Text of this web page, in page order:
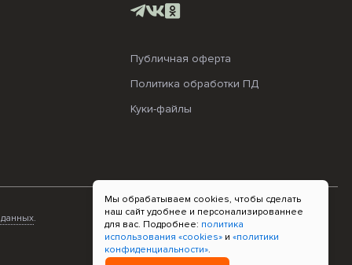
Мы обрабатываем cookies, чтобы сделать
наш сайт удобнее и персонализированнее
для вас. Подробнее: политика
использования «cookies» и «политики
конфиденциальности».
Публичная оферта
Политика обработки ПД
Куки-файлы
.